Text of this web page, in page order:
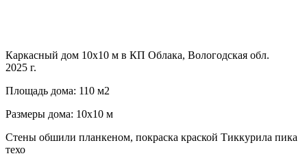
Каркасный дом 10х10 м в КП Облака, Вологодская обл.
2025 г.
Площадь дома: 110 м2
Размеры дома: 10х10 м
Стены обшили планкеном, покраска краской Тиккурила пика
техо